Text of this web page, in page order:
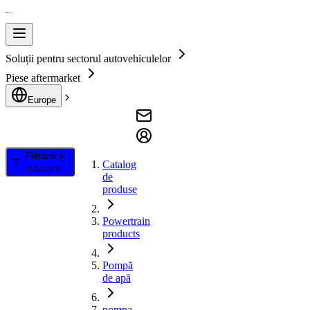
Soluții pentru sectorul autovehiculelor
Piese aftermarket
Europe
Filtrare și
căutare
Catalog
de
produse
Powertrain
products
Pompă
de apă